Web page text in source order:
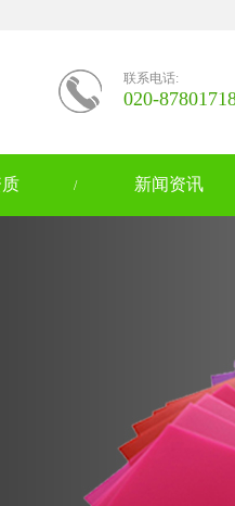
联系电话:
020-
/ 新闻资讯